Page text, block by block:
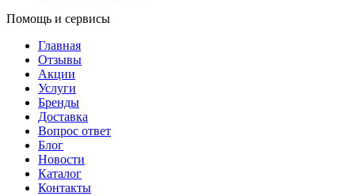
Помощь и сервисы
Главная
Отзывы
Акции
Услуги
Бренды
Доставка
Вопрос ответ
Блог
Новости
Каталог
Контакты